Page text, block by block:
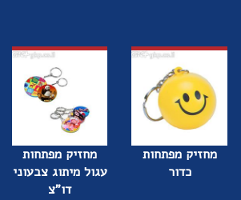
מחזיק מפתחות
כדור
מחזיק מפתחות
עגול מיתוג צבעוני
דו"צ